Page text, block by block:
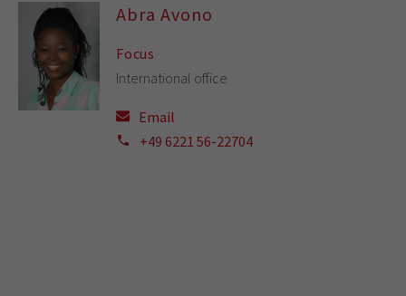
Abra Avono
Focus
International office
Email
+49 6221 56-22704